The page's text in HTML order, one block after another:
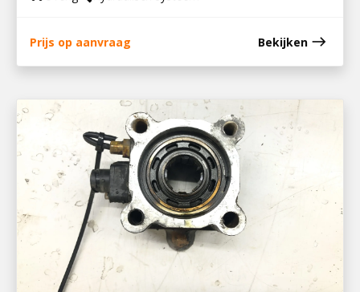
Prijs op aanvraag Bekijken east
301034001
PTO NH1C